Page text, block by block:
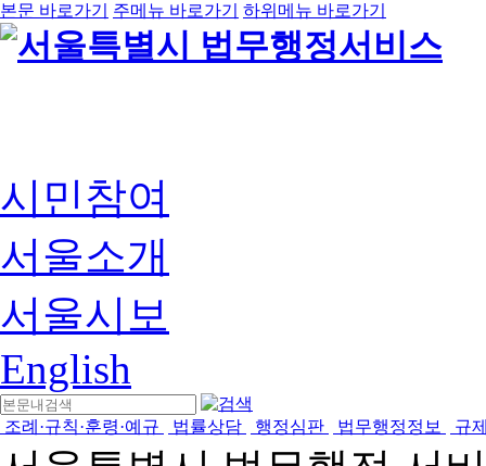
본문 바로가기 주메뉴 바로가기 하위메뉴 바로가기
시민참여
서울소개
서울시보
English
조례·규칙·훈령·예규 법률상담 행정심판 법무행정정보 규